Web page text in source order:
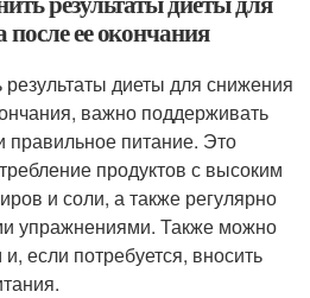
ее окончания
диеты для снижения
важно поддерживать
правильное питание. Это
продуктов с высоким
и соли, а также регулярно
упражнениями. Также можно
если потребуется, вносить